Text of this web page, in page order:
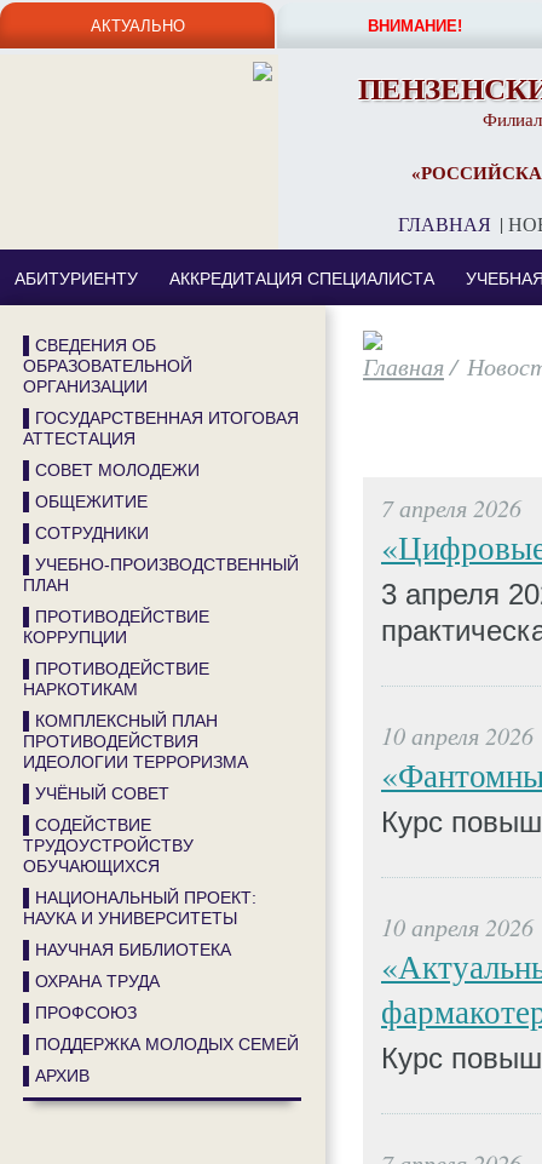
АКТУАЛЬНО ВНИМАНИЕ!
ГЛАВНАЯ |
АБИТУРИЕНТУ АККРЕДИТАЦИЯ СПЕЦИАЛИСТА
/
7 апреля 2026
3 апреля
10 апреля 2026
Курс
10 апреля 2026
Курс
▌СВЕДЕНИЯ ОБ
ОБРАЗОВАТЕЛЬНОЙ
ОРГАНИЗАЦИИ
▌ГОСУДАРСТВЕННАЯ ИТОГОВАЯ
АТТЕСТАЦИЯ
▌СОВЕТ МОЛОДЕЖИ
▌ОБЩЕЖИТИЕ
▌СОТРУДНИКИ
▌УЧЕБНО-ПРОИЗВОДСТВЕННЫЙ
ПЛАН
▌ПРОТИВОДЕЙСТВИЕ
КОРРУПЦИИ
▌ПРОТИВОДЕЙСТВИЕ
НАРКОТИКАМ
▌КОМПЛЕКСНЫЙ ПЛАН
ПРОТИВОДЕЙСТВИЯ
ИДЕОЛОГИИ ТЕРРОРИЗМА
▌УЧЁНЫЙ СОВЕТ
▌СОДЕЙСТВИЕ
ТРУДОУСТРОЙСТВУ
ОБУЧАЮЩИХСЯ
▌НАЦИОНАЛЬНЫЙ ПРОЕКТ:
НАУКА И УНИВЕРСИТЕТЫ
▌НАУЧНАЯ БИБЛИОТЕКА
▌ОХРАНА ТРУДА
▌ПРОФСОЮЗ
▌ПОДДЕРЖКА МОЛОДЫХ СЕМЕЙ
▌АРХИВ